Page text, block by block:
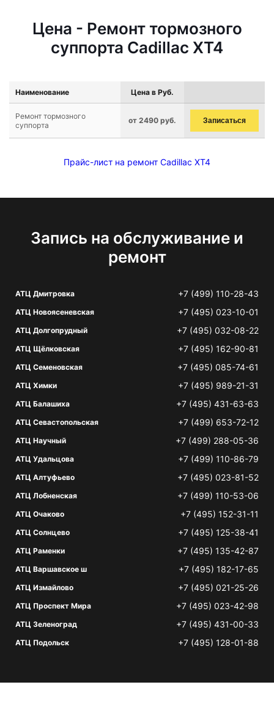
Цена - Ремонт тормозного
суппорта Cadillac XT4
Наименование Цена в Руб.
Ремонт тормозного
суппорта
от 2490 руб. Записаться
Прайс-лист на ремонт Cadillac XT4
Запись на обслуживание и
ремонт
АТЦ Дмитровка +7 (499) 110-28-43
АТЦ Новоясеневская +7 (495) 023-10-01
АТЦ Долгопрудный +7 (495) 032-08-22
АТЦ Щёлковская +7 (495) 162-90-81
АТЦ Семеновская +7 (495) 085-74-61
АТЦ Химки +7 (495) 989-21-31
АТЦ Балашиха +7 (495) 431-63-63
АТЦ Севастопольская +7 (499) 653-72-12
АТЦ Научный +7 (499) 288-05-36
АТЦ Удальцова +7 (499) 110-86-79
АТЦ Алтуфьево +7 (495) 023-81-52
АТЦ Лобненская +7 (499) 110-53-06
АТЦ Очаково +7 (495) 152-31-11
АТЦ Солнцево +7 (495) 125-38-41
АТЦ Раменки +7 (495) 135-42-87
АТЦ Варшавское ш +7 (495) 182-17-65
АТЦ Измайлово +7 (495) 021-25-26
АТЦ Проспект Мира +7 (495) 023-42-98
АТЦ Зеленоград +7 (495) 431-00-33
АТЦ Подольск +7 (495) 128-01-88